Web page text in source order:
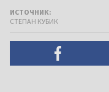
ИСТОЧНИК:
СТЕПАН КУБИК